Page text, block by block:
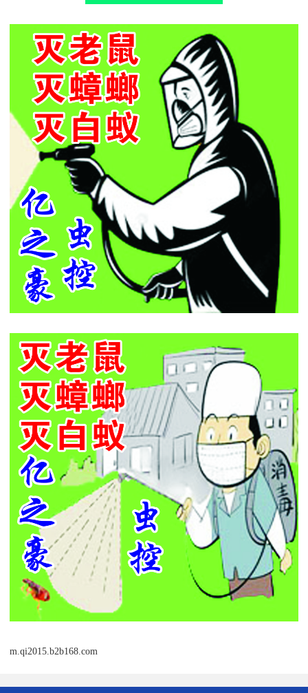
m.qi2015.b2b168.com